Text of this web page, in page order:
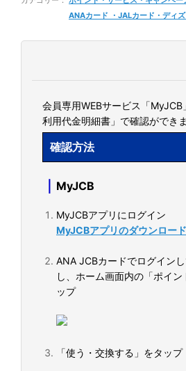
ANAカード ・JALカード・ディ
会員専用WEBサービス「MyJCB
利用代金明細書」で確認ができま
確認方法
｜ MyJCB
MyJCBアプリにログイン
MyJCBアプリのダウンロー
ANA JCBカードでログイン
し、ホーム画面内の「ポイ
ップ
「使う・交換する」をタップ